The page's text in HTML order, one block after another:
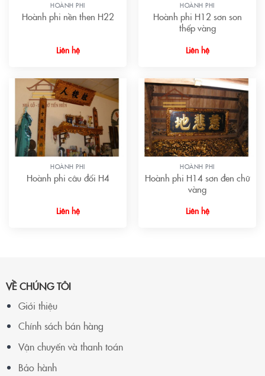
HOÀNH PHI
Hoành phi nền then H22
Liên hệ
HOÀNH PHI
Hoành phi H12 sơn son
thếp vàng
Liên hệ
HOÀNH PHI
Hoành phi câu đối H4
Liên hệ
HOÀNH PHI
Hoành phi H14 sơn đen chữ
vàng
Liên hệ
VỀ CHÚNG TÔI
Giới thiệu
Chính sách bán hàng
Vận chuyển và thanh toán
Bảo hành